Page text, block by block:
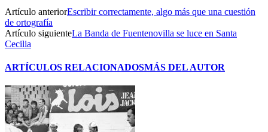
Artículo anteriorEscribir correctamente, algo más que una cuestión
de ortografía
Artículo siguienteLa Banda de Fuentenovilla se luce en Santa
Cecilia
ARTÍCULOS RELACIONADOSMÁS DEL AUTOR